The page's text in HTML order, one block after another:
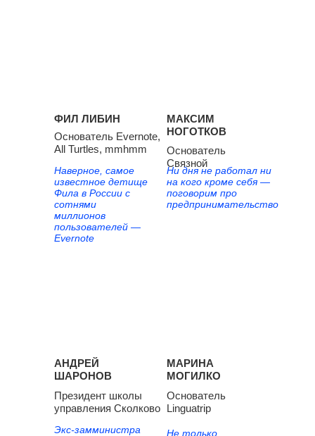
Основатель
Связной
Президент школы
управления Сколково
Основатель
Linguatrip
МАРИНА
МОГИЛКО
АНДРЕЙ
ШАРОНОВ
МАКСИМ
НОГОТКОВ
Основатель Evernote,
All Turtles, mmhmm
ФИЛ ЛИБИН
Не только
Экс-замминистра
Наверное, самое
известное детище
Фила в России с
сотнями
миллионов
пользователей —
Evernote
Ни дня не работал ни
на кого кроме себя —
поговорим про
предпринимательство